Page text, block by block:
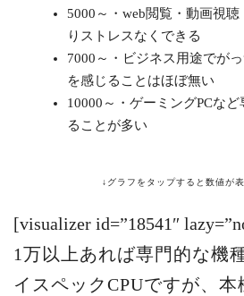
5000～・web閲覧・動画視
りストレスなくできる
7000～・ビジネス用途でが
を感じることはほぼ無い
10000～・ゲーミングPCな
ることが多い
↓グラフをタップすると数値が
[visualizer id=”18541″
1万以上あれば専門的な機
イスペックCPUですが、本